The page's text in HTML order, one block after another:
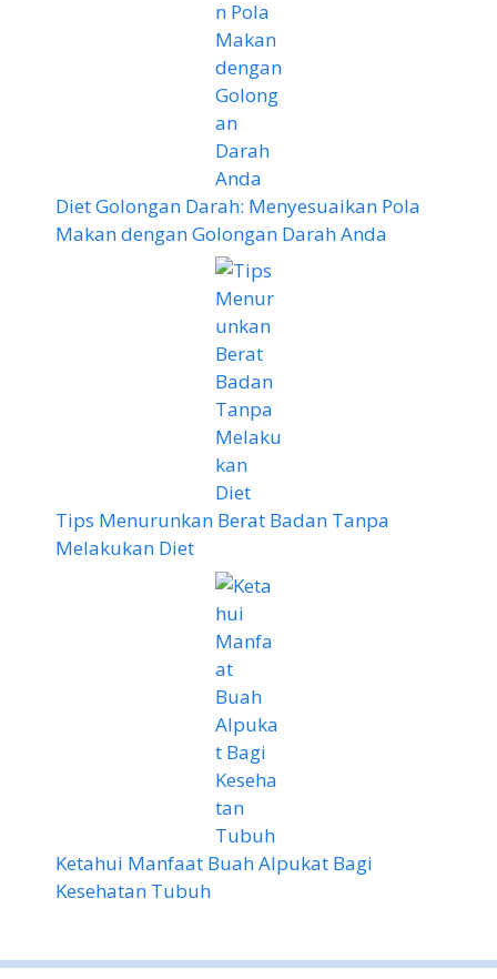
Diet Golongan Darah: Menyesuaikan Pola
Makan dengan Golongan Darah Anda
Tips Menurunkan Berat Badan Tanpa
Melakukan Diet
Ketahui Manfaat Buah Alpukat Bagi
Kesehatan Tubuh